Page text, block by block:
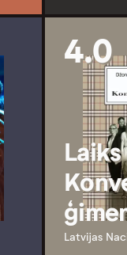
4.0
Latvijas